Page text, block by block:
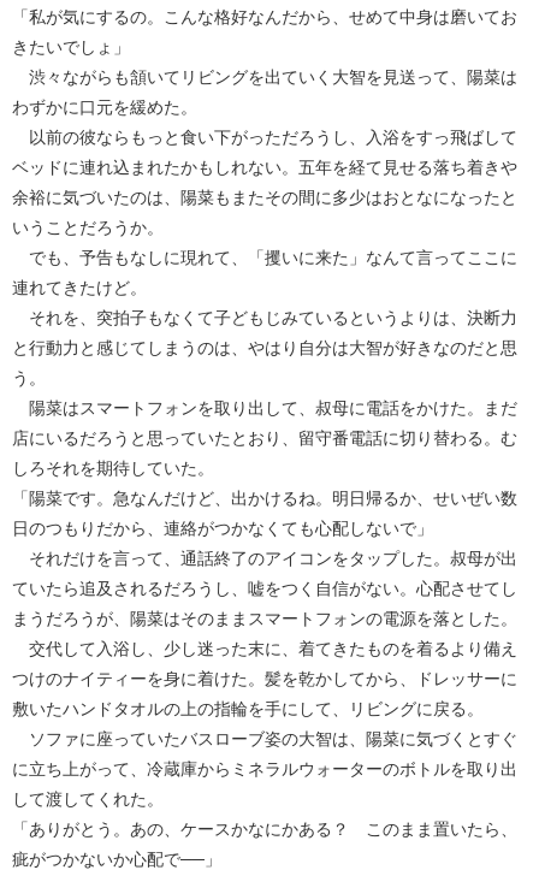
「私が気にするの。こんな格好なんだから、せめて中身は磨いてお
きたいでしょ」
渋々ながらも頷いてリビングを出ていく大智を見送って、陽菜は
わずかに口元を緩めた。
以前の彼ならもっと食い下がっただろうし、入浴をすっ飛ばして
ベッドに連れ込まれたかもしれない。五年を経て見せる落ち着きや
余裕に気づいたのは、陽菜もまたその間に多少はおとなになったと
いうことだろうか。
でも、予告もなしに現れて、「攫いに来た」なんて言ってここに
連れてきたけど。
それを、突拍子もなくて子どもじみているというよりは、決断力
と行動力と感じてしまうのは、やはり自分は大智が好きなのだと思
う。
陽菜はスマートフォンを取り出して、叔母に電話をかけた。まだ
店にいるだろうと思っていたとおり、留守番電話に切り替わる。む
しろそれを期待していた。
「陽菜です。急なんだけど、出かけるね。明日帰るか、せいぜい数
日のつもりだから、連絡がつかなくても心配しないで」
それだけを言って、通話終了のアイコンをタップした。叔母が出
ていたら追及されるだろうし、嘘をつく自信がない。心配させてし
まうだろうが、陽菜はそのままスマートフォンの電源を落とした。
交代して入浴し、少し迷った末に、着てきたものを着るより備え
つけのナイティーを身に着けた。髪を乾かしてから、ドレッサーに
敷いたハンドタオルの上の指輪を手にして、リビングに戻る。
ソファに座っていたバスローブ姿の大智は、陽菜に気づくとすぐ
に立ち上がって、冷蔵庫からミネラルウォーターのボトルを取り出
して渡してくれた。
「ありがとう。あの、ケースかなにかある？ このまま置いたら、
疵がつかないか心配で──」